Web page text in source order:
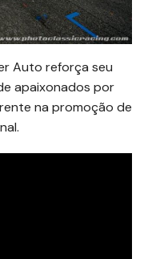
Auto reforça seu
apaixonados por
na promoção de